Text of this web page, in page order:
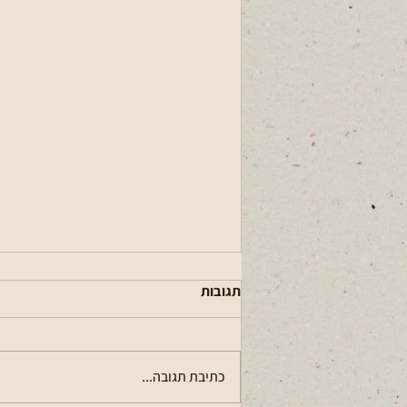
תגובות
כתיבת תגובה...